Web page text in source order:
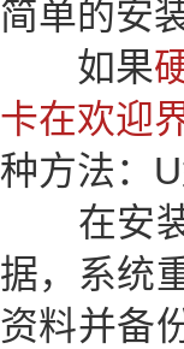
简单的安
如果
卡在欢迎
种方法：
在安装
据，系统
资料并备